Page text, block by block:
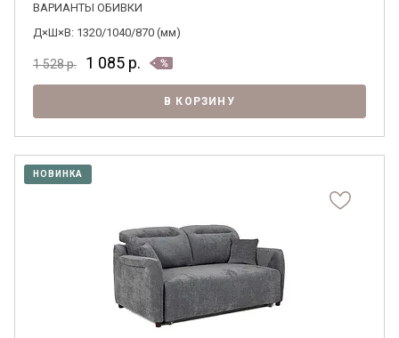
ВАРИАНТЫ ОБИВКИ
Д×Ш×В: 1320/1040/870 (мм)
1 528р. 1 085 р.
В КОРЗИНУ
НОВИНКА